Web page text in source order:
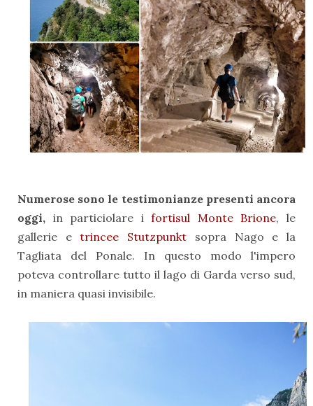
Numerose sono le testimonianze presenti ancora
oggi, in particiolare ifortisul Monte Brione, le
gallerie etrincee Stutzpunkt sopra Nago e la
Tagliata del Ponale. In questo modo l'impero
poteva controllare tutto il lago di Garda verso sud,
in maniera quasi invisibile.